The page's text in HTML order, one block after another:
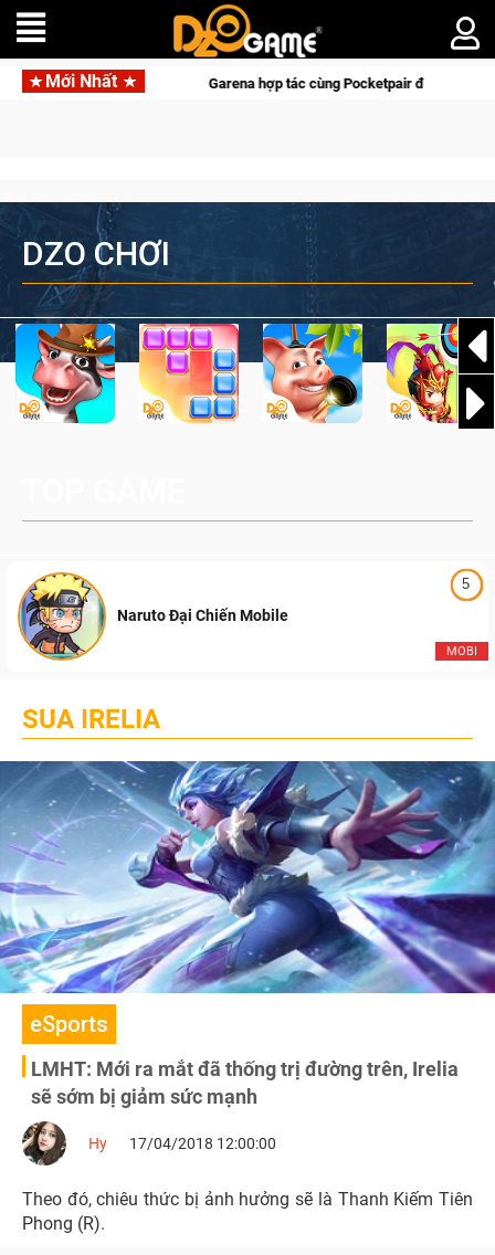
Mới NhấtGarena hợp tác cùng Pocketpair đưa bom tấn săn thú sinh
DZO CHƠI
5
MOBI
Naruto Đại Chiến Mobile
SUA IRELIA
eSports
LMHT: Mới ra mắt đã thống trị đường trên, Irelia
sẽ sớm bị giảm sức mạnh
Hy 17/04/2018 12:00:00
Theo đó, chiêu thức bị ảnh hưởng sẽ là Thanh Kiếm Tiên
Phong (R).